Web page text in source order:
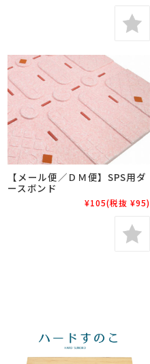
【メール便／ＤＭ便】SPS用ダ
ースボンド
¥105(税抜 ¥95)